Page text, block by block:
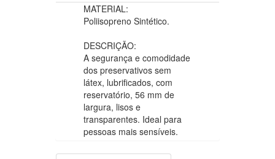
MATERIAL:
Poliisopreno Sintético.
DESCRIÇÃO:
A segurança e comodidade
dos preservativos sem
látex, lubrificados, com
reservatório, 56 mm de
largura, lisos e
transparentes. Ideal para
pessoas mais sensíveis.